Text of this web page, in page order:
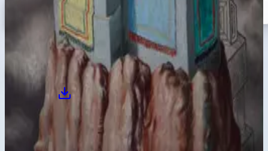
martedì 9 gennaio09:41
Ultimo arrivato:prova1
Tutti Arte
5689